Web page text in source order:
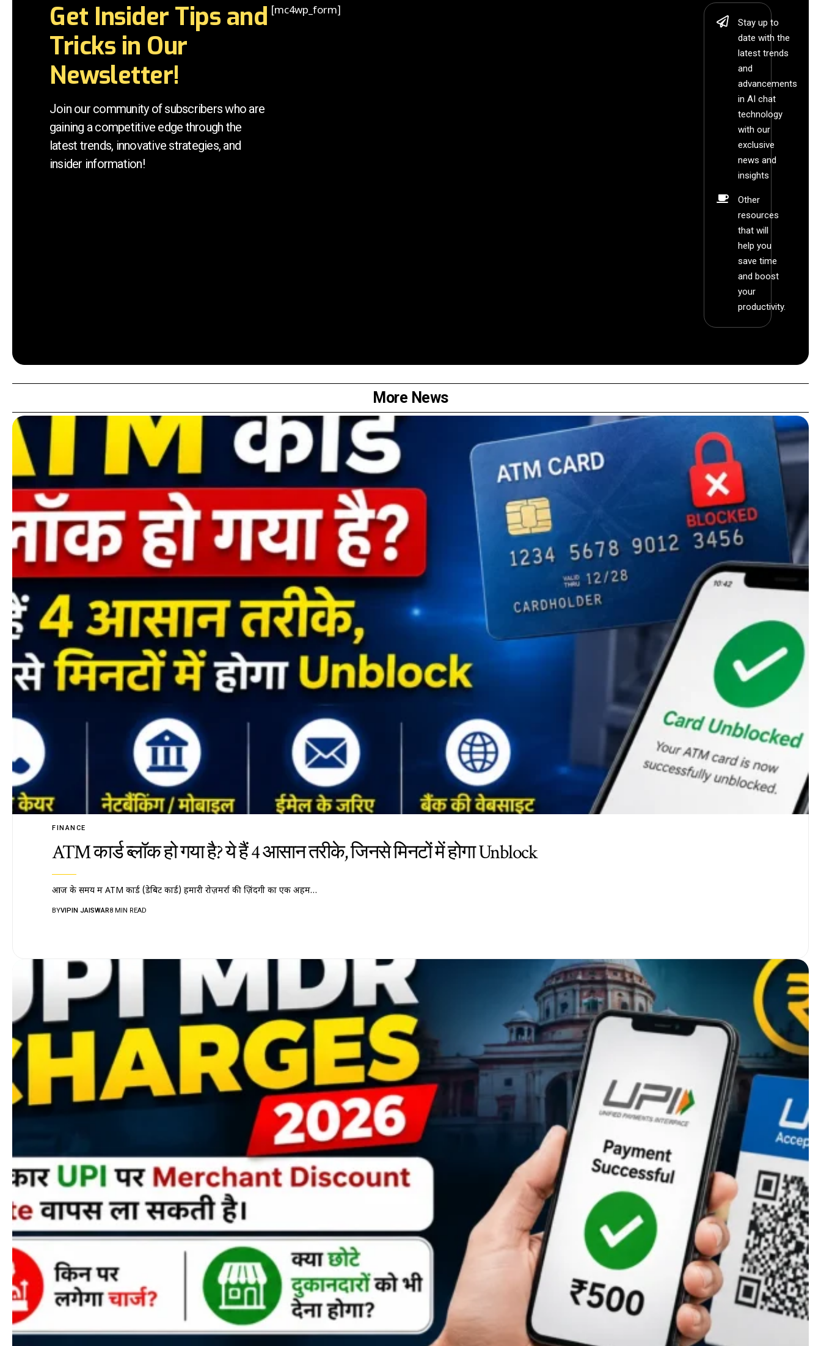
Get Insider Tips and
Tricks in Our
Newsletter!
Join our community of subscribers who are
gaining a competitive edge through the
latest trends, innovative strategies, and
insider information!
[mc4wp_form]
Stay up to
date with the
latest trends
and
advancements
in AI chat
technology
with our
exclusive
news and
insights
Other
resources
that will
help you
save time
and boost
your
productivity.
More News
FINANCE
ATM कार्ड ब्लॉक हो गया है? ये हैं 4 आसान तरीके, जिनसे मिनटों में होगा Unblock
आज के समय में ATM कार्ड (डेबिट कार्ड) हमारी रोज़मर्रा की ज़िंदगी का एक अहम…
BYVIPIN JAISWAR8 MIN READ